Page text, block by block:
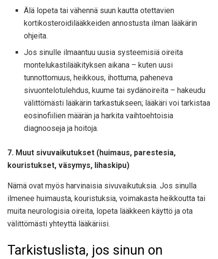
Älä lopeta tai vähennä suun kautta otettavien
kortikosteroidilääkkeiden annostusta ilman lääkärin
ohjeita.
Jos sinulle ilmaantuu uusia systeemisiä oireita
montelukastilääkityksen aikana – kuten uusi
tunnottomuus, heikkous, ihottuma, paheneva
sivuontelotulehdus, kuume tai sydänoireita – hakeudu
välittömästi lääkärin tarkastukseen; lääkäri voi tarkistaa
eosinofiilien määrän ja harkita vaihtoehtoisia
diagnooseja ja hoitoja.
7. Muut sivuvaikutukset (huimaus, parestesia,
kouristukset, väsymys, lihaskipu)
Nämä ovat myös harvinaisia sivuvaikutuksia. Jos sinulla
ilmenee huimausta, kouristuksia, voimakasta heikkoutta tai
muita neurologisia oireita, lopeta lääkkeen käyttö ja ota
välittömästi yhteyttä lääkäriisi.
Tarkistuslista, jos sinun on